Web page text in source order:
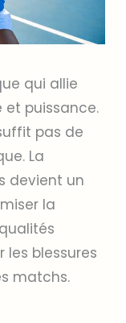
qui allie
et puissance.
pas de
La
devient un
la
les blessures
matchs.